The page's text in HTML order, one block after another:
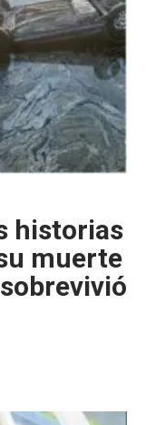
historias
muerte